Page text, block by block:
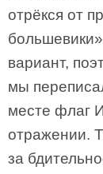
отрёкся от
вариант,
мы
месте флаг
отражении.
за